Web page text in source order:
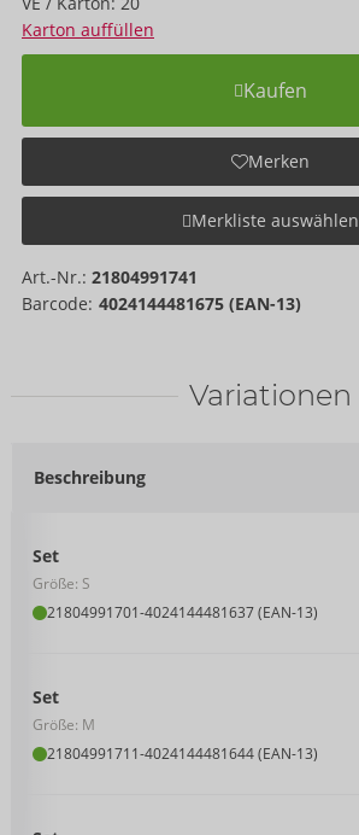
Karton auffüllen
Kaufen
Merken
Merkliste auswählen
Art.-Nr.: 21804991741
Barcode: 4024144481675 (EAN-13)
Variationen
Beschreibung
Set
Größe: S
21804991701-4024144481637 (EAN-13)
Set
Größe: M
21804991711-4024144481644 (EAN-13)